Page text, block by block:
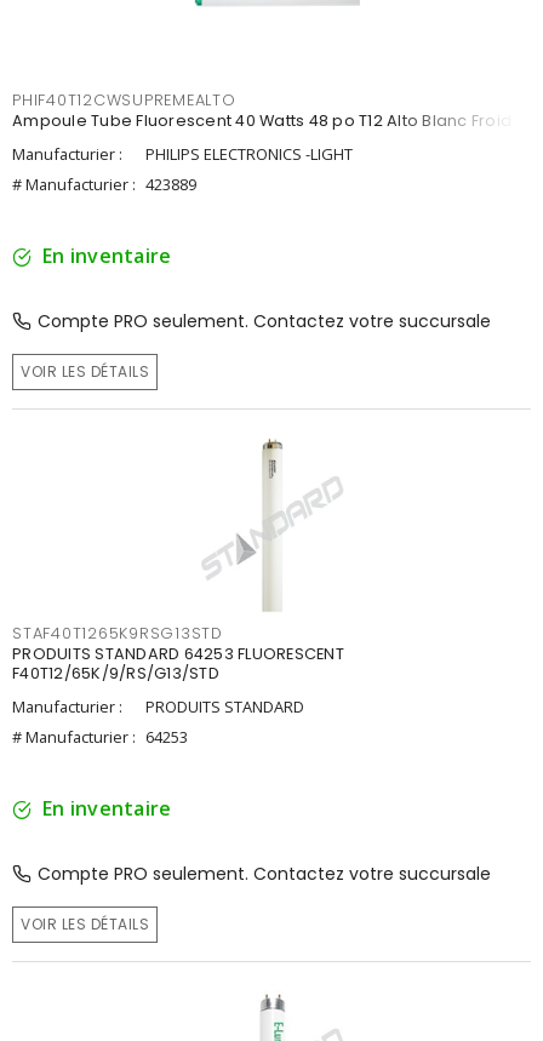
PHIF40T12CWSUPREMEALTO
Ampoule Tube Fluorescent 40 Watts 48 po T12 Alto Blanc Froid
Manufacturier :
PHILIPS ELECTRONICS -LIGHT
# Manufacturier : 423889
En inventaire
Compte PRO seulement. Contactez votre succursale
VOIR LES DÉTAILS
STAF40T1265K9RSG13STD
PRODUITS STANDARD 64253 FLUORESCENT
F40T12/65K/9/RS/G13/STD
Manufacturier :
PRODUITS STANDARD
# Manufacturier : 64253
En inventaire
Compte PRO seulement. Contactez votre succursale
VOIR LES DÉTAILS